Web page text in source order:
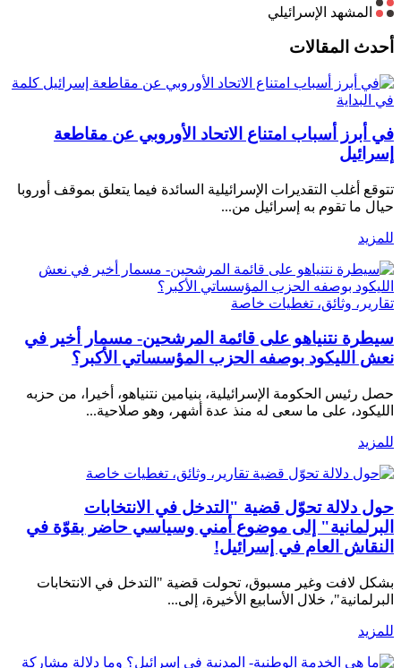
المشهد الإسرائيلي
أحدث المقالات
كلمة
في البداية
في أبرز أسباب امتناع الاتحاد الأوروبي عن مقاطعة
إسرائيل
تتوقع أغلب التقديرات الإسرائيلية السائدة فيما يتعلق بموقف أوروبا
حيال ما تقوم به إسرائيل من...
للمزيد
تقارير، وثائق، تغطيات خاصة
سيطرة نتنياهو على قائمة المرشحين- مسمار أخير في
نعش الليكود بوصفه الحزب المؤسساتي الأكبر؟
حصل رئيس الحكومة الإسرائيلية، بنيامين نتنياهو، أخيرا، من حزبه
الليكود، على ما سعى له منذ عدة أشهر، وهو صلاحية...
للمزيد
تقارير، وثائق، تغطيات خاصة
حول دلالة تحوّل قضية "التدخل في الانتخابات
البرلمانية" إلى موضوع أمني وسياسي حاضر بقوّة في
النقاش العام في إسرائيل!
بشكل لافت وغير مسبوق، تحولت قضية "التدخل في الانتخابات
البرلمانية"، خلال الأسابيع الأخيرة، إلى...
للمزيد